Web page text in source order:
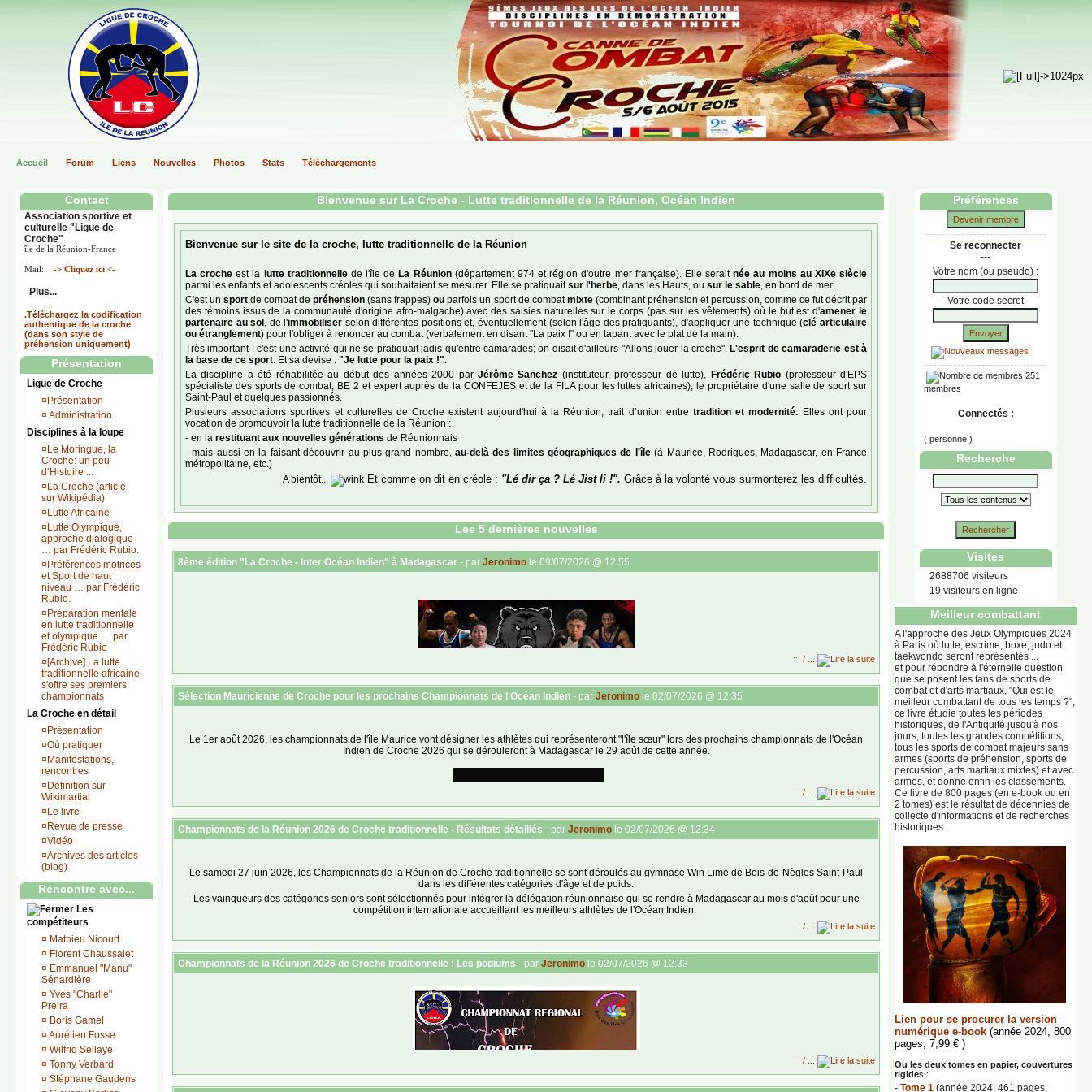
Accueil Forum Liens Nouvelles Photos Stats Téléchargements
Contact
Association sportive et
culturelle "Ligue de
Croche"
île de la Réunion-France
Mail: -> Cliquez ici <-
Plus...
.Téléchargez la codification
authentique de la croche
(dans son style de
préhension uniquement)
Présentation
Ligue de Croche
¤ Présentation
¤ Administration
Disciplines à la loupe
¤ Le Moringue, la
Croche: un peu
d’Histoire ...
¤ La Croche (article
sur Wikipédia)
¤ Lutte Africaine
¤ Lutte Olympique,
approche dialogique
… par Frédéric Rubio.
¤ Préférences motrices
et Sport de haut
niveau … par Frédéric
Rubio.
¤ Préparation mentale
en lutte traditionnelle
et olympique … par
Frédéric Rubio
¤[Archive] La lutte
traditionnelle africaine
s'offre ses premiers
championnats
La Croche en détail
¤ Présentation
¤Où pratiquer
¤ Manifestations,
rencontres
¤ Définition sur
Wikimartial
¤ Le livre
¤ Revue de presse
¤Vidéo
¤Archives des articles
(blog)
Rencontre avec...
Les
compétiteurs
¤ Mathieu Nicourt
¤ Florent Chaussalet
¤ Emmanuel "Manu"
Sénardière
¤ Yves "Charlie"
Preira
¤ Boris Gamel
¤ Aurélien Fosse
¤ Wilfrid Sellaye
¤ Tonny Verbard
¤ Stéphane Gaudens
Bienvenue sur La Croche - Lutte traditionnelle de la Réunion, Océan Indien
Bienvenue sur le site de la croche, lutte traditionnelle de la Réunion
La crocheest la lutte traditionnellede l'île de La Réunion(département 974 et région d'outre mer française). Elle seraitnée au moins au XIXe siècle
parmi les enfants et adolescents créoles qui souhaitaient se mesurer. Elle se pratiquaitsur l'herbe, dans les Hauts, ou sur le sable, en bord de mer.
C'est unsportde combat depréhension (sans frappes)ouparfois un sport de combatmixte (combinant préhension et percussion, comme ce fut décrit par
des témoins issus de la communauté d'origine afro-malgache) avec des saisies naturelles sur le corps (pas sur les vêtements) où le but est d'amener le
partenaire au sol , de l'immobiliser selon différentes positions et, éventuellement (selon l'âge des pratiquants), d'appliquer une technique (clé articulaire
ou étranglement) pour l'obliger à renoncer au combat (verbalement en disant "La paix !" ou en tapant avec le plat de la main).
Très important : c'est une activité qui ne se pratiquait jadis qu'entre camarades; on disait d'ailleurs "Allons jouer la croche". L'esprit de camaraderie est à
la base de ce sport. Et sa devise : "Je lutte pour la paix !".
La discipline a été réhabilitée au début des années 2000 par Jérôme Sanchez (instituteur, professeur de lutte), Frédéric Rubio (professeur d'EPS
spécialiste des sports de combat, BE 2 et expert auprès de la CONFEJES et de la FILA pour les luttes africaines), le propriétaire d'une salle de sport sur
Saint-Paul et quelques passionnés.
Plusieurs associations sportives et culturelles de Croche existent aujourd'hui à la Réunion, trait d’union entre tradition et modernité. Elles ont pour
vocation de promouvoir la lutte traditionnelle de la Réunion :
- en la restituant aux nouvelles générations de Réunionnais
- mais aussi en la faisant découvrir au plus grand nombre, au-delà des limites géographiques de l'île(à Maurice, Rodrigues, Madagascar, en France
métropolitaine, etc.)
A bientôt...
Et comme on dit en créole : "Lé dir ça ? Lé Jist li !". Grâce à la volonté vous surmonterez les difficultés.
Les 5 dernières nouvelles
8ème édition "La Croche - Inter Océan Indien" à Madagascar - par Jeronimo le 09/07/2026 @ 12:55
... / ...
Sélection Mauricienne de Croche pour les prochains Championnats de l'Océan Indien - par Jeronimo le 02/07/2026 @ 12:35
Le 1er août 2026, les championnats de l'île Maurice vont désigner les athlètes qui représenteront "l'île sœur" lors des prochains championnats de l'Océan
Indien de Croche 2026 qui se dérouleront à Madagascar le 29 août de cette année.
... / ...
Championnats de la Réunion 2026 de Croche traditionnelle - Résultats détaillés - par Jeronimo le 02/07/2026 @ 12:34
Le samedi 27 juin 2026, les Championnats de la Réunion de Croche traditionnelle se sont déroulés au gymnase Win Lime de Bois-de-Nègles Saint-Paul
dans les différentes catégories d'âge et de poids.
Les vainqueurs des catégories seniors sont sélectionnés pour intégrer la délégation réunionnaise qui se rendre à Madagascar au mois d'août pour une
compétition internationale accueillant les meilleurs athlètes de l'Océan Indien.
--------------------------
Les performances remarquables (victoires en moins de 30 secondes ou performances techniques) sont notées en gras. Le noms des champions et
championne 2026 sont surlignés en doré.
Catégorie Poussins (10-11 ans) Toutes catégories de poids confondues
Combats de 1mn - gamme technique autorisée : projections + immobilisations ou positions de contrôle
Adrien Ip-Wo-Hing (37kg ; Oméga Fight Club) bat aux points 4-0 Edley Nicole (33,9kg ; Team Philogène)
Adill Catouaria (29,5kg ; Team Philogène) bat aux points 2-0 Alan Henry Paul (27,7kg ; Team Philogène
... / ...
Championnats de la Réunion 2026 de Croche traditionnelle : Les podiums - par Jeronimo le 02/07/2026 @ 12:33
/ ...
Préférences
Devenir membre
Se reconnecter
---
Votre nom (ou pseudo) :
Votre code secret
Envoyer
251
membres
Connectés :
( personne )
Recherche
Rechercher
Visites
2688706 visiteurs
19 visiteurs en ligne
Meilleur combattant
A l'approche des Jeux Olympiques 2024
à Paris où lutte, escrime, boxe, judo et
taekwondo seront représentés ...
et pour répondre à l'éternelle question
que se posent les fans de sports de
combat et d'arts martiaux, "Qui est le
meilleur combattant de tous les temps ?",
ce livre étudie toutes les périodes
historiques, de l'Antiquité jusqu'à nos
jours, toutes les grandes compétitions,
tous les sports de combat majeurs sans
armes (sports de préhension, sports de
percussion, arts martiaux mixtes) et avec
armes, et donne enfin les classements.
Ce livre de 800 pages (en e-book ou en
2 tomes) est le résultat de décennies de
collecte d'informations et de recherches
historiques.
Lien pour se procurer la version
numérique e-book (année 2024, 800
pages, 7,99 € )
Ou les deux tomes en papier, couvertures
rigides :
- Tome 1 (année 2024, 461 pages,